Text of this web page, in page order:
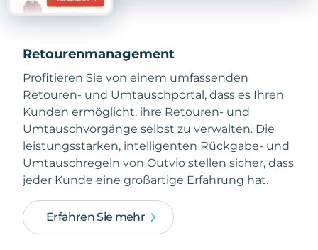
Retourenmanagement
Profitieren Sie von einem umfassenden
Retouren- und Umtauschportal, dass es Ihren
Kunden ermöglicht, ihre Retouren- und
Umtauschvorgänge selbst zu verwalten. Die
leistungsstarken, intelligenten Rückgabe- und
Umtauschregeln von Outvio stellen sicher, dass
jeder Kunde eine großartige Erfahrung hat.
Erfahren Sie mehr